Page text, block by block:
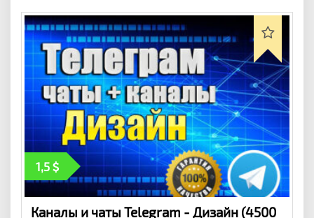
1,5
Каналы и чаты Telegram - Дизайн (4500